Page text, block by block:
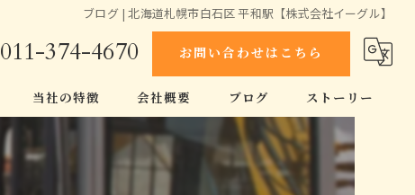
ブログ | 北海道札幌市白石区 平和駅【株式会社イーグル】
011-374-4670 お問い合わせはこちら
当社の特徴
スケルトン工事
会社概要 ブログ
コラム
ストーリー